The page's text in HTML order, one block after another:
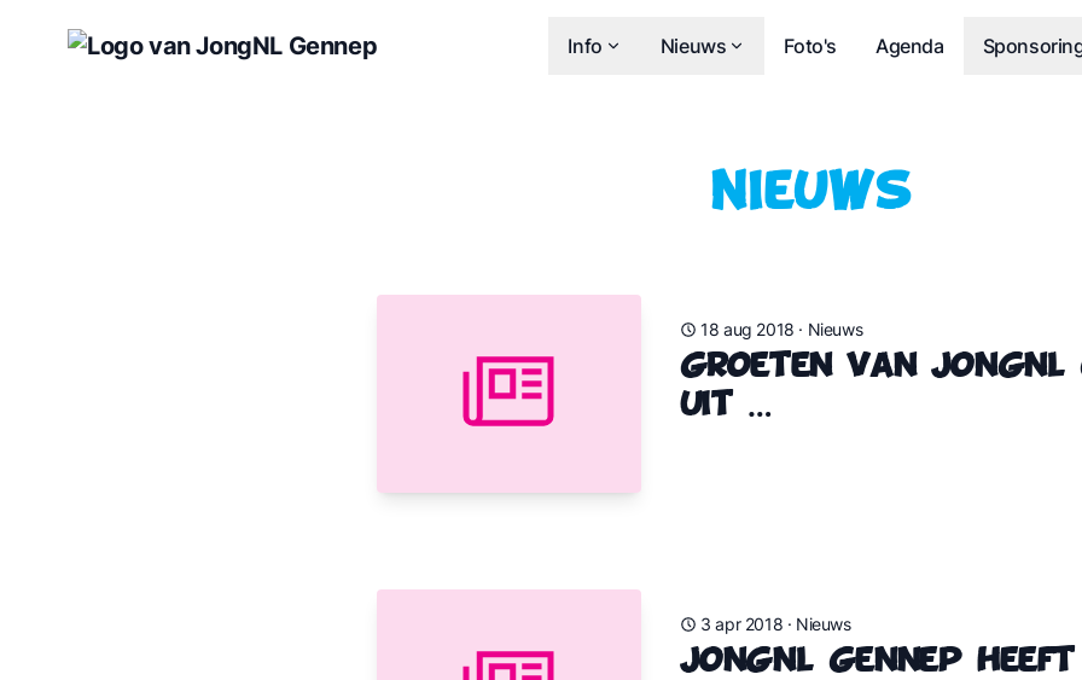
Info Nieuws Foto's Agenda
Nieuws
18 aug 2018 · Nieuws
Groeten van JongNL
uit …
3 apr 2018 · Nieuws
JongNL Gennep heeft